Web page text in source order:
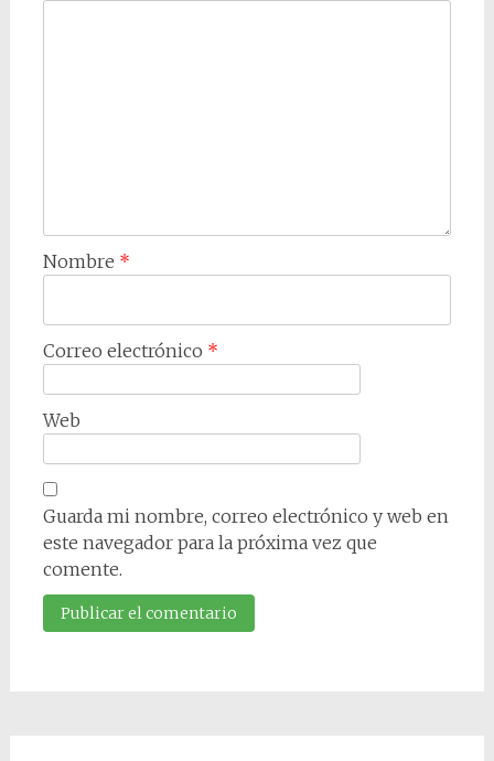
Nombre *
Correo electrónico *
Web
Guarda mi nombre, correo electrónico y web en
este navegador para la próxima vez que
comente.